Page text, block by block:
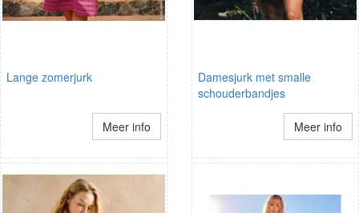
Lange zomerjurk
Meer info
Damesjurk met smalle
schouderbandjes
Meer info